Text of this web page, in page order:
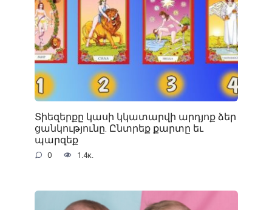
Տիեզերքը կասի կկատարվի արդյոք ձեր
ցանկությունը. Ընտրեք քարտը եւ
պարզեք
0 1.4к.